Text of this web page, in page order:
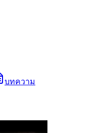
บทความ